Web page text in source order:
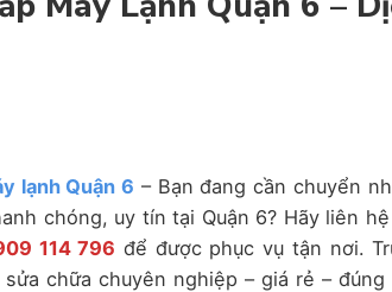
lạnh Quận 6 – Bạn đang cần chuyển
chóng, uy tín tại Quận 6? Hãy liên
114 796 để được phục vụ tận nơi.
chữa chuyên nghiệp – giá rẻ –